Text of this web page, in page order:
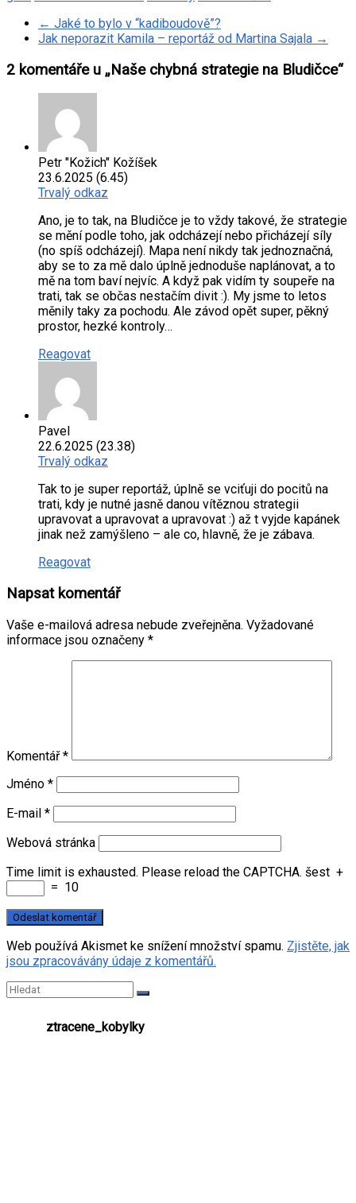
← Jaké to bylo v “kadiboudově”?
Jak neporazit Kamila – reportáž od Martina Sajala →
2 komentáře u „Naše chybná strategie na Bludičce“
Petr "Kožich" Kožíšek
23.6.2025 (6.45)
Trvalý odkaz
Ano, je to tak, na Bludičce je to vždy takové, že strategie
se mění podle toho, jak odcházejí nebo přicházejí síly
(no spíš odcházejí). Mapa není nikdy tak jednoznačná,
aby se to za mě dalo úplně jednoduše naplánovat, a to
mě na tom baví nejvíc. A když pak vidím ty soupeře na
trati, tak se občas nestačím divit :). My jsme to letos
měnily taky za pochodu. Ale závod opět super, pěkný
prostor, hezké kontroly…
Reagovat
Pavel
22.6.2025 (23.38)
Trvalý odkaz
Tak to je super reportáž, úplně se vciťuji do pocitů na
trati, kdy je nutné jasně danou vítěznou strategii
upravovat a upravovat a upravovat :) až t vyjde kapánek
jinak než zamýšleno – ale co, hlavně, že je zábava.
Reagovat
Napsat komentář
Vaše e-mailová adresa nebude zveřejněna. Vyžadované
informace jsou označeny *
Komentář*
Jméno *
E-mail *
Webová stránka
Time limit is exhausted. Please reload the CAPTCHA. šest +
= 10
Web používá Akismet ke snížení množství spamu. Zjistěte, jak
jsou zpracovávány údaje z komentářů.
ztracene_kobylky